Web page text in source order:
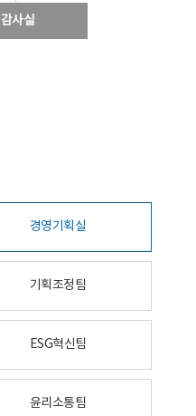
감사실
경영기획실
기획조정팀
ESG혁신팀
윤리소통팀